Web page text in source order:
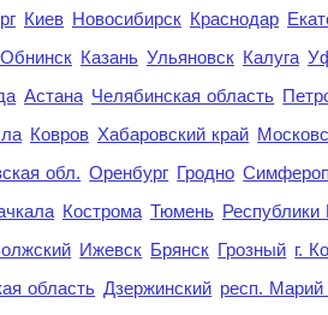
Киев Новосибирск Краснодар
Обнинск Казань Ульяновск Калуга
Астана Челябинская область
Ковров Хабаровский край
обл. Оренбург Гродно
Кострома Тюмень Республики
Ижевск Брянск Грозный г.
область Дзержинский респ.